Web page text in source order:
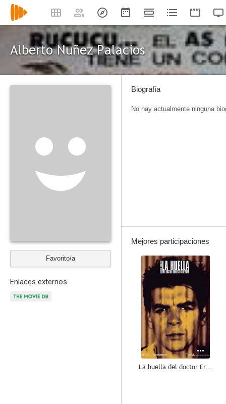
Alberto Nuñez Palacios
Favorito/a
Enlaces externos
Biografía
No hay actualmente ninguna
Mejores participaciones
--
La huella del doctor Ernesto Guevara